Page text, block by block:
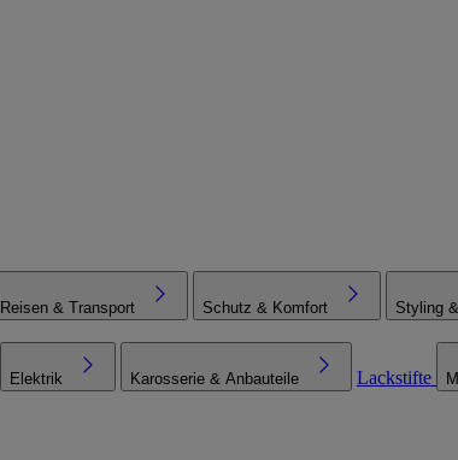
Reisen & Transport Schutz & Komfort Styling
Elektrik Karosserie & Anbauteile Lackstifte